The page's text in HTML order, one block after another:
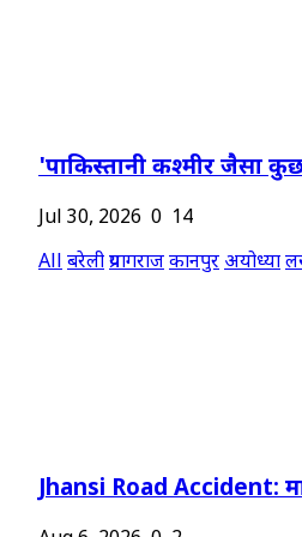
'पाकिस्तानी कश्मीर जैसा
Jul 30, 2026 0 14
Allबरेलीप्रयागराजकानपुरअयोध्या
Jhansi Road Accident: